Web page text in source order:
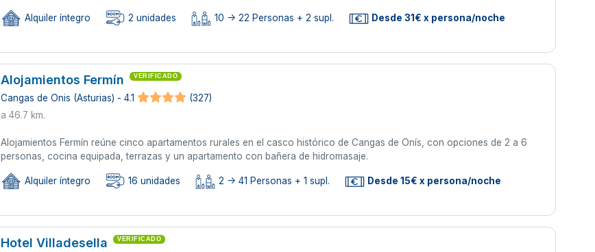
Alquiler íntegro 2 unidades 10 -> 22 Personas + 2 supl. Desde 31€ x persona/noche
Alojamientos Fermín VERIFICADO
Cangas de Onis (Asturias) - 4.1
(327)
a 46.7 km.
Alojamientos Fermín reúne cinco apartamentos rurales en el casco histórico de Cangas de Onís, con opciones de 2 a 6
personas, cocina equipada, terrazas y un apartamento con bañera de hidromasaje.
Alquiler íntegro 16 unidades 2 -> 41 Personas + 1 supl. Desde 15€ x persona/noche
Hotel Villadesella VERIFICADO